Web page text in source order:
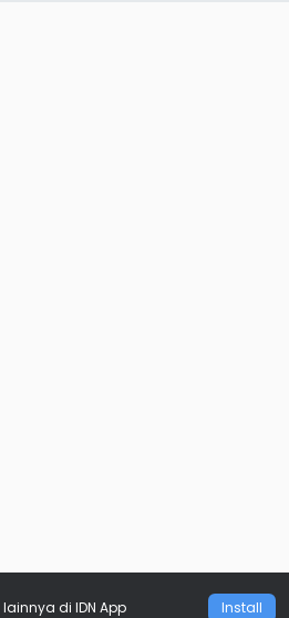
lainnya di IDN App Install